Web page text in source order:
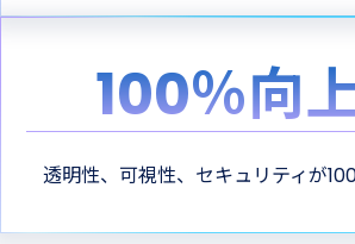
100％向
透明性、可視性、セキュリティが